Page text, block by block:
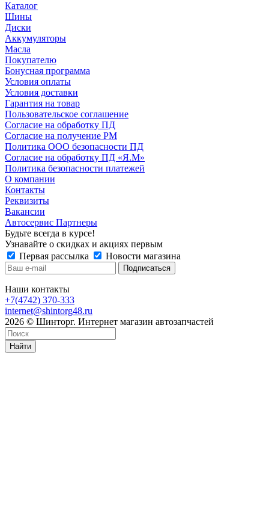
Каталог
Шины
Диски
Аккумуляторы
Масла
Покупателю
Бонусная программа
Условия оплаты
Условия доставки
Гарантия на товар
Пользовательское соглашение
Согласие на обработку ПД
Согласие на получение РМ
Политика ООО безопасности ПД
Согласие на обработку ПД «Я.М»
Политика безопасности платежей
О компании
Контакты
Реквизиты
Вакансии
Автосервис Партнеры
Будьте всегда в курсе!
Узнавайте о скидках и акциях первым
Первая рассылка
Новости магазина
Наши контакты
+7(4742) 370-333
internet@shintorg48.ru
2026 © Шинторг. Интернет магазин автозапчастей
Найти